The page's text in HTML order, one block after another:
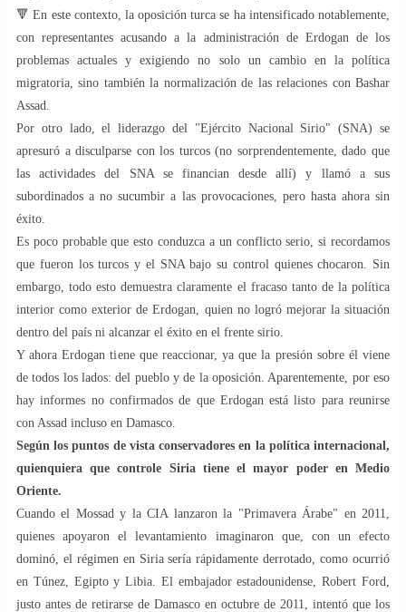
🔻 En este contexto, la oposición turca se ha intensificado notablemente,
con representantes acusando a la administración de Erdogan de los
problemas actuales y exigiendo no solo un cambio en la política
migratoria, sino también la normalización de las relaciones con Bashar
Assad.
Por otro lado, el liderazgo del "Ejército Nacional Sirio" (SNA) se
apresuró a disculparse con los turcos (no sorprendentemente, dado que
las actividades del SNA se financian desde allí) y llamó a sus
subordinados a no sucumbir a las provocaciones, pero hasta ahora sin
éxito.
Es poco probable que esto conduzca a un conflicto serio, si recordamos
que fueron los turcos y el SNA bajo su control quienes chocaron. Sin
embargo, todo esto demuestra claramente el fracaso tanto de la política
interior como exterior de Erdogan, quien no logró mejorar la situación
dentro del país ni alcanzar el éxito en el frente sirio.
Y ahora Erdogan tiene que reaccionar, ya que la presión sobre él viene
de todos los lados: del pueblo y de la oposición. Aparentemente, por eso
hay informes no confirmados de que Erdogan está listo para reunirse
con Assad incluso en Damasco.
Según los puntos de vista conservadores en la política internacional,
quienquiera que controle Siria tiene el mayor poder en Medio
Oriente.
Cuando el Mossad y la CIA lanzaron la "Primavera Árabe" en 2011,
quienes apoyaron el levantamiento imaginaron que, con un efecto
dominó, el régimen en Siria sería rápidamente derrotado, como ocurrió
en Túnez, Egipto y Libia. El embajador estadounidense, Robert Ford,
justo antes de retirarse de Damasco en octubre de 2011, intentó que los